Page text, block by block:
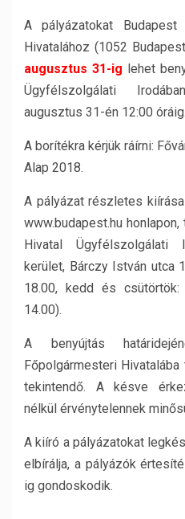
A pályázatokat Budapest
Hivatalához (1052
augusztus 31-ig lehet
Ügyfélszolgálati
augusztus 31-én 12:00 óráig.
A borítékra kérjük ráírni:
Alap 2018.
A pályázat részletes
www.budapest.hu
Hivatal Ügyfélszolgálati
kerület, Bárczy István utca
18.00, kedd és csütörtök:
14.00).
A benyújtás
Főpolgármesteri
tekintendő. A késve
nélkül érvénytelennek
A kiíró a pályázatokat
elbírálja, a pályázók
ig gondoskodik.